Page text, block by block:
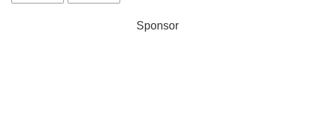
Sponsor